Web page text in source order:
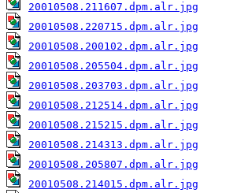
20010508.211607.dpm.alr.jpg
20010508.220715.dpm.alr.jpg
20010508.200102.dpm.alr.jpg
20010508.205504.dpm.alr.jpg
20010508.203703.dpm.alr.jpg
20010508.212514.dpm.alr.jpg
20010508.215215.dpm.alr.jpg
20010508.214313.dpm.alr.jpg
20010508.205807.dpm.alr.jpg
20010508.214015.dpm.alr.jpg